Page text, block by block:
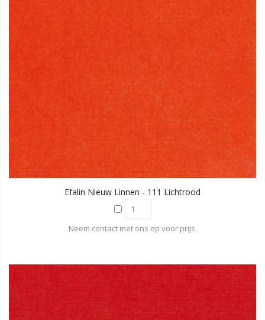
Efalin Nieuw Linnen - 111 Lichtrood
Neem contact met ons op voor prijs.